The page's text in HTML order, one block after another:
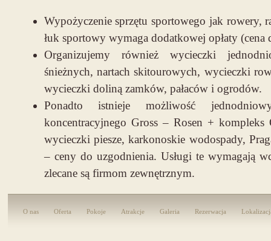
Wypożyczenie sprzętu sportowego jak rowery,
łuk sportowy wymaga dodatkowej opłaty (cena
Organizujemy również wycieczki
śnieżnych, nartach skitourowych, wycieczki
wycieczki doliną zamków, pałaców i ogrodów.
Ponadto istnieje możliwość
koncentracyjnego Gross – Rosen + kompleks
wycieczki piesze, karkonoskie wodospady,
– ceny do uzgodnienia. Usługi te wymagają
zlecane są firmom zewnętrznym.
O nas Oferta Pokoje Atrakcje Galeria Rezerwacja